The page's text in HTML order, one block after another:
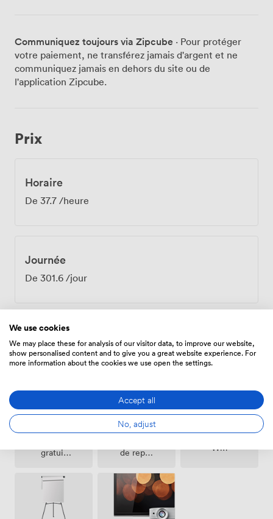
Communiquez toujours via Zipcube · Pour protéger
votre paiement, ne transférez jamais d'argent et ne
communiquez jamais en dehors du site ou de
l'application Zipcube.
Prix
Horaire
De 37.7 /heure
Journée
De 301.6 /jour
Équipements
gratuit
de repos
Wifi
We use cookies
We may place these for analysis of our visitor data, to improve our website,
show personalised content and to give you a great website experience. For
more information about the cookies we use open the settings.
Accept all
No, adjust